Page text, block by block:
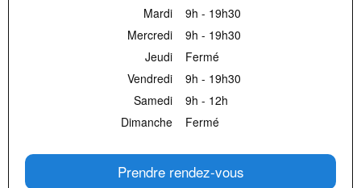
Mardi
9h - 19h30
Mercredi
9h - 19h30
Jeudi
Fermé
Vendredi
9h - 19h30
Samedi
9h - 12h
Dimanche
Fermé
Prendre rendez-vous